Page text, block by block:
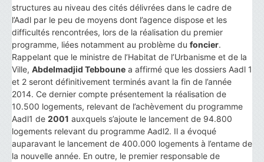
structures au niveau des cités délivrées dans le cadre de
l’Aadl par le peu de moyens dont l’agence dispose et les
difficultés rencontrées, lors de la réalisation du premier
programme, liées notamment au problème du foncier.
Rappelant que le ministre de l’Habitat de l’Urbanisme et de la
Ville, Abdelmadjid Tebboune a affirmé que les dossiers Aadl 1
et 2 seront définitivement terminés avant la fin de l’année
2014. Ce dernier compte présentement la réalisation de
10.500 logements, relevant de l’achèvement du programme
Aadl1 de 2001 auxquels s’ajoute le lancement de 94.800
logements relevant du programme Aadl2. Il a évoqué
auparavant le lancement de 400.000 logements à l’entame de
la nouvelle année. En outre, le premier responsable de